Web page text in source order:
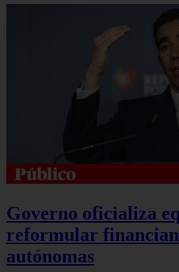
Governo oficializa
reformular
autónomas